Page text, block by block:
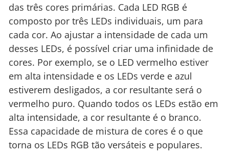
das três cores primárias. Cada LED RGB é
composto por três LEDs individuais, um para
cada cor. Ao ajustar a intensidade de cada um
desses LEDs, é possível criar uma infinidade de
cores. Por exemplo, se o LED vermelho estiver
em alta intensidade e os LEDs verde e azul
estiverem desligados, a cor resultante será o
vermelho puro. Quando todos os LEDs estão em
alta intensidade, a cor resultante é o branco.
Essa capacidade de mistura de cores é o que
torna os LEDs RGB tão versáteis e populares.